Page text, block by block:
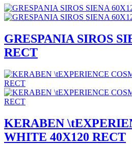
GRESPANIA SIROS
RECT
KERABEN
WHITE 40X120 RECT